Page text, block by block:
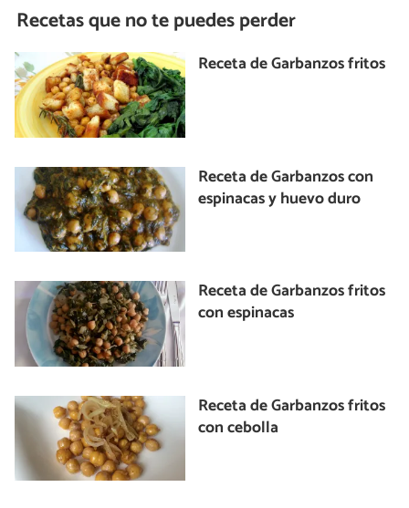
Recetas que no te puedes perder
Receta de Garbanzos fritos
Receta de Garbanzos con
espinacas y huevo duro
Receta de Garbanzos fritos
con espinacas
Receta de Garbanzos fritos
con cebolla